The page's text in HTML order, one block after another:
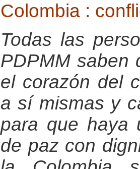
Colombia :
Todas las
PDPMM saben
el corazón del
a sí mismas y
para que haya
de paz con